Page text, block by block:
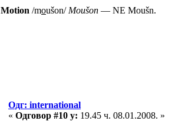
Motion /moušon/ Moušon — NE Moušn.
Одг: international
« Одговор #10 у: 19.45 ч. 08.01.2008. »